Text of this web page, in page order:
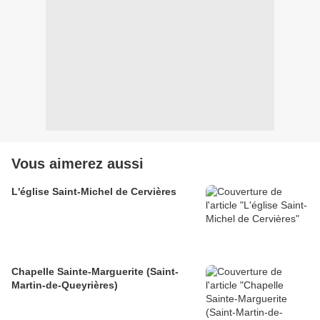
Vous aimerez aussi
L'église Saint-Michel de Cervières
Chapelle Sainte-Marguerite (Saint-
Martin-de-Queyrières)